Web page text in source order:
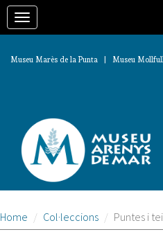
Vés
contingutToggle
Museu Marès de la Punta | Museu
Home Col·leccions Puntes i